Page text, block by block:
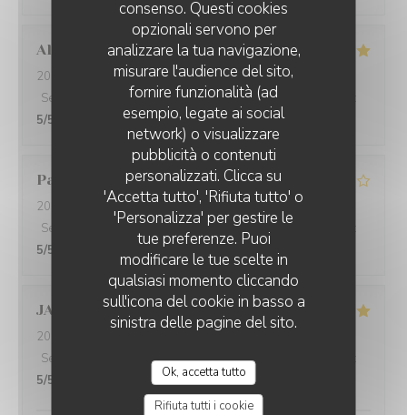
consenso. Questi cookies
opzionali servono per
analizzare la tua navigazione,
misurare l'audience del sito,
fornire funzionalità (ad
esempio, legate ai social
network) o visualizzare
pubblicità o contenuti
personalizzati. Clicca su
'Accetta tutto', 'Rifiuta tutto' o
'Personalizza' per gestire le
tue preferenze. Puoi
modificare le tue scelte in
qualsiasi momento cliccando
sull'icona del cookie in basso a
sinistra delle pagine del sito.
Ok, accetta tutto
Rifiuta tutti i cookie
Alfred
2026-07-31
- 20:00 - Ospiti 2
Servizio
Atmosfera 5/5 Cucina:5 /5 Qualità / Prezzo
5/5
Patrice
2026-07-31
- 20:45 - Ospiti 2
Servizio
Atmosfera:4/5 Cucina: 3/5 Qualità / Prezzo
5/5
JAOUI
2026-08-01
Servizio
Atmosfera:5/5 Cucina:5/5
5/5